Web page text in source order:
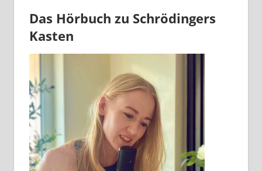
Das Hörbuch zu Schrödingers
Kasten